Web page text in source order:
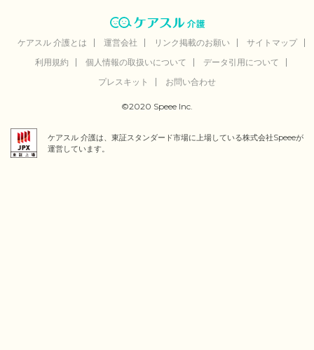
ケアスル 介護とは 運営会社 リンク掲載のお願い
サイトマップ
利用規約
個人情報の取扱いについて
データ引用について
プレスキット
お問い合わせ
©2020 Speee Inc.
ケアスル 介護は、東証スタンダード市場に上場している株式会社Speeeが
運営しています。